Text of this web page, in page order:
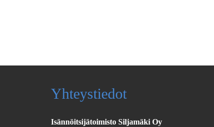
Yhteystiedot
Isännöitsijätoimisto Siljamäki Oy